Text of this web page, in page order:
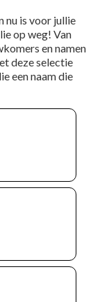
nu is voor jullie
op weg! Van
en namen
deze selectie
een naam die